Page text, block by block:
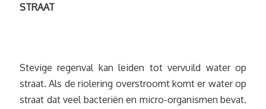
STRAAT
Stevige regenval kan leiden tot vervuild water op
straat. Als de riolering overstroomt komt er water op
straat dat veel bacteriën en micro-organismen bevat.